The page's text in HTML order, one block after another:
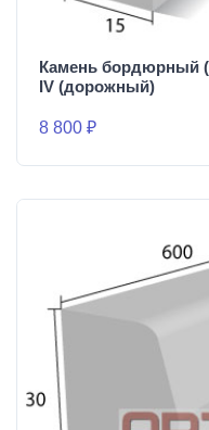
Камень бордюрный
IV (дорожный)
8 800 ₽